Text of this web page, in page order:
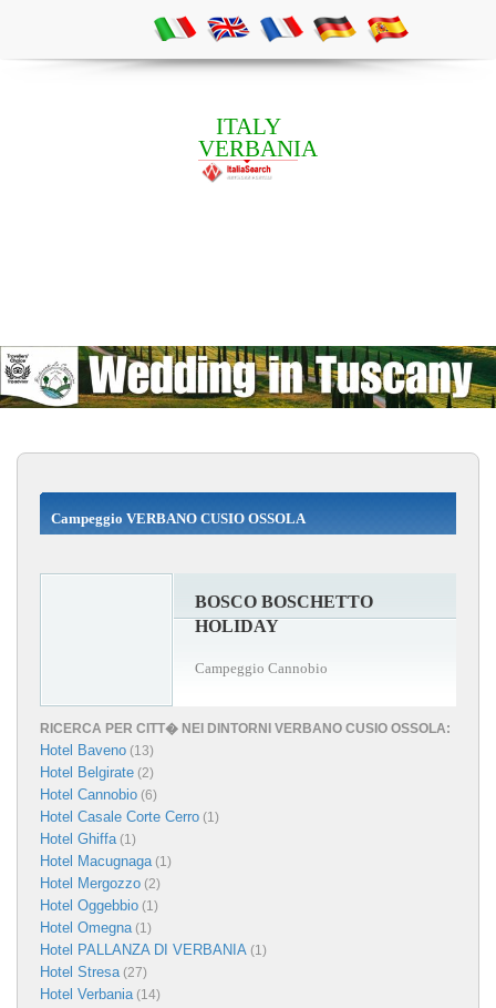
ITALY
VERBANIA
Campeggio VERBANO CUSIO OSSOLA
BOSCO BOSCHETTO
HOLIDAY
Campeggio Cannobio
RICERCA PER CITT� NEI DINTORNI VERBANO CUSIO OSSOLA:
Hotel Baveno (13)
Hotel Belgirate (2)
Hotel Cannobio (6)
Hotel Casale Corte Cerro (1)
Hotel Ghiffa(1)
Hotel Macugnaga(1)
Hotel Mergozzo (2)
Hotel Oggebbio (1)
Hotel Omegna(1)
Hotel PALLANZA DI VERBANIA (1)
Hotel Stresa(27)
Hotel Verbania(14)